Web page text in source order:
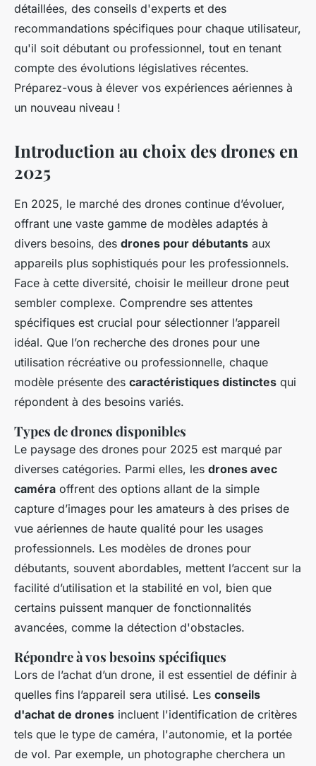
détaillées, des conseils d'experts et des
recommandations spécifiques pour chaque utilisateur,
qu'il soit débutant ou professionnel, tout en tenant
compte des évolutions législatives récentes.
Préparez-vous à élever vos expériences aériennes à
un nouveau niveau !
Introduction au choix des drones en
2025
En 2025, le marché des drones continue d’évoluer,
offrant une vaste gamme de modèles adaptés à
divers besoins, des drones pour débutants aux
appareils plus sophistiqués pour les professionnels.
Face à cette diversité, choisir le meilleur drone peut
sembler complexe. Comprendre ses attentes
spécifiques est crucial pour sélectionner l’appareil
idéal. Que l’on recherche des drones pour une
utilisation récréative ou professionnelle, chaque
modèle présente des caractéristiques distinctes qui
répondent à des besoins variés.
Types de drones disponibles
Le paysage des drones pour 2025 est marqué par
diverses catégories. Parmi elles, les drones avec
caméra offrent des options allant de la simple
capture d’images pour les amateurs à des prises de
vue aériennes de haute qualité pour les usages
professionnels. Les modèles de drones pour
débutants, souvent abordables, mettent l’accent sur la
facilité d’utilisation et la stabilité en vol, bien que
certains puissent manquer de fonctionnalités
avancées, comme la détection d'obstacles.
Répondre à vos besoins spécifiques
Lors de l’achat d’un drone, il est essentiel de définir à
quelles fins l’appareil sera utilisé. Les conseils
d'achat de drones incluent l'identification de critères
tels que le type de caméra, l'autonomie, et la portée
de vol. Par exemple, un photographe cherchera un